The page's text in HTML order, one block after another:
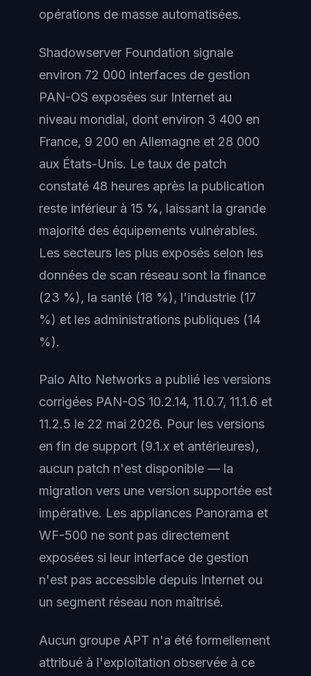
opérations de masse automatisées.
Shadowserver Foundation signale
environ 72 000 interfaces de gestion
PAN-OS exposées sur Internet au
niveau mondial, dont environ 3 400 en
France, 9 200 en Allemagne et 28 000
aux États-Unis. Le taux de patch
constaté 48 heures après la publication
reste inférieur à 15 %, laissant la grande
majorité des équipements vulnérables.
Les secteurs les plus exposés selon les
données de scan réseau sont la finance
(23 %), la santé (18 %), l'industrie (17
%) et les administrations publiques (14
%).
Palo Alto Networks a publié les versions
corrigées PAN-OS 10.2.14, 11.0.7, 11.1.6 et
11.2.5 le 22 mai 2026. Pour les versions
en fin de support (9.1.x et antérieures),
aucun patch n'est disponible — la
migration vers une version supportée est
impérative. Les appliances Panorama et
WF-500 ne sont pas directement
exposées si leur interface de gestion
n'est pas accessible depuis Internet ou
un segment réseau non maîtrisé.
Aucun groupe APT n'a été formellement
attribué à l'exploitation observée à ce